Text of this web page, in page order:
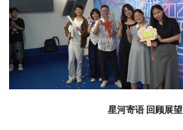
星河寄语 回顾展望